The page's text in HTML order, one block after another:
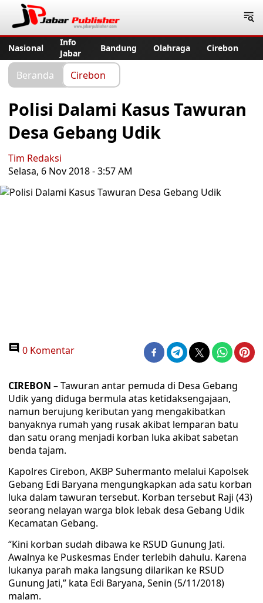
Nasional
Info
Jabar
Bandung Olahraga Cirebon
Beranda Cirebon
Polisi Dalami Kasus Tawuran
Desa Gebang Udik
Tim Redaksi
Selasa, 6 Nov 2018 - 3:57 AM
0 Komentar
CIREBON – Tawuran antar pemuda di Desa Gebang
Udik yang diduga bermula atas ketidaksengajaan,
namun berujung keributan yang mengakibatkan
banyaknya rumah yang rusak akibat lemparan batu
dan satu orang menjadi korban luka akibat sabetan
benda tajam.
Kapolres Cirebon, AKBP Suhermanto melalui Kapolsek
Gebang Edi Baryana mengungkapkan ada satu korban
luka dalam tawuran tersebut. Korban tersebut Raji (43)
seorang nelayan warga blok lebak desa Gebang Udik
Kecamatan Gebang.
“Kini korban sudah dibawa ke RSUD Gunung Jati.
Awalnya ke Puskesmas Ender terlebih dahulu. Karena
lukanya parah maka langsung dilarikan ke RSUD
Gunung Jati,” kata Edi Baryana, Senin (5/11/2018)
malam.